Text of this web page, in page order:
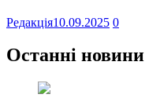
Редакція10.09.2025 0
Останні новини